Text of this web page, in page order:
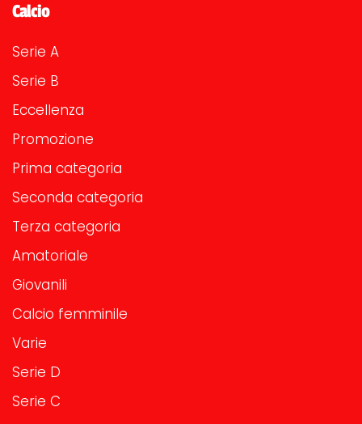
Calcio
Serie A
Serie B
Eccellenza
Promozione
Prima categoria
Seconda categoria
Terza categoria
Amatoriale
Giovanili
Calcio femminile
Varie
Serie D
Serie C